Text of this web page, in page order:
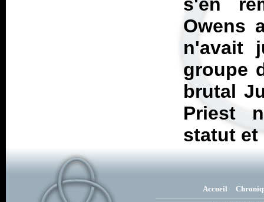
Owens
n'avait
groupe
brutal
Priest
statut et
Accueil